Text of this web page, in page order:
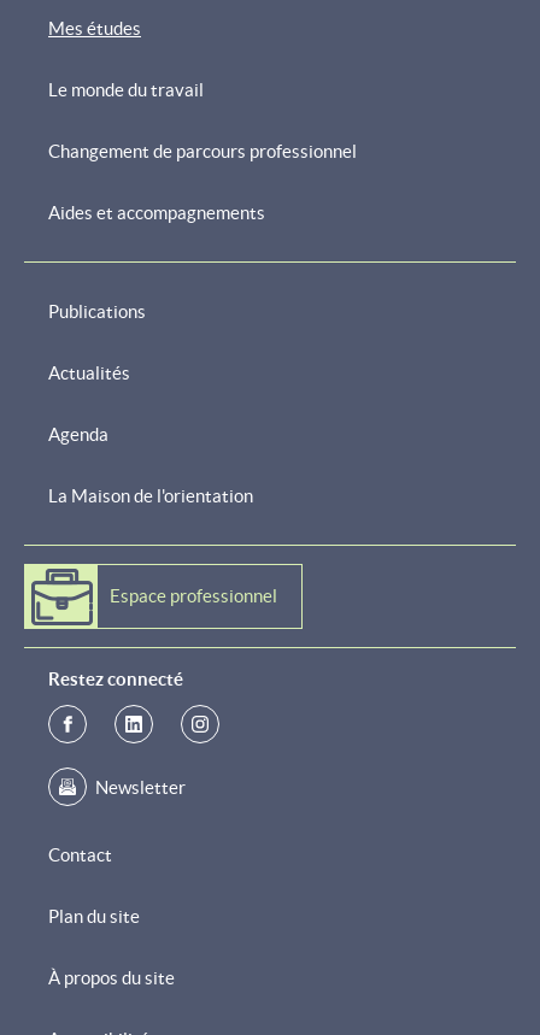
Menu
de
navigation
Mes études
Le monde du travail
Changement de parcours professionnel
Aides et accompagnements
Publications
Actualités
Agenda
La Maison de l'orientation
Espace professionnel
Restez connecté
Newsletter
Contact
Plan du site
À propos du site